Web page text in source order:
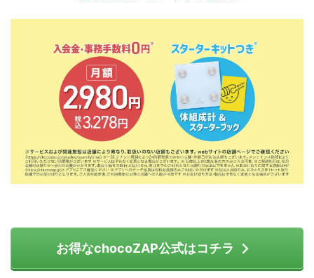
お得なchocoZAP公式はコチラ